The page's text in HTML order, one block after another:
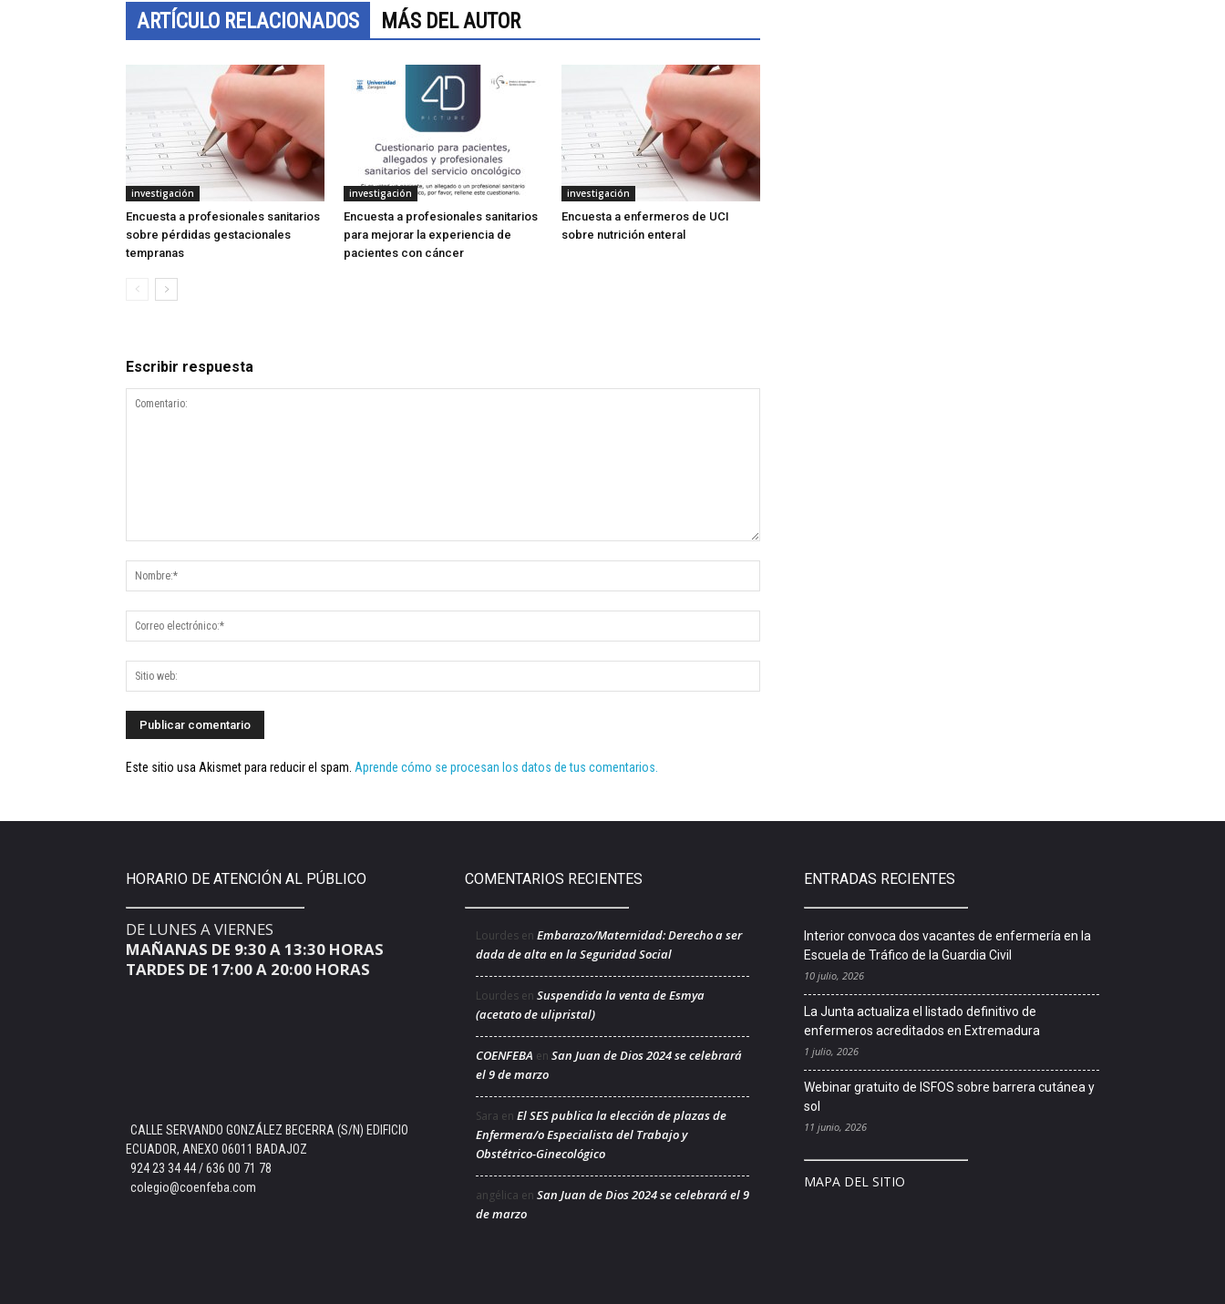
ARTÍCULO RELACIONADOS MÁS DEL AUTOR
investigación
Encuesta a profesionales sanitarios
sobre pérdidas gestacionales
tempranas
investigación
Encuesta a profesionales sanitarios
para mejorar la experiencia de
pacientes con cáncer
investigación
Encuesta a enfermeros de UCI
sobre nutrición enteral
Escribir respuesta
Este sitio usa Akismet para reducir el spam. Aprende cómo se procesan los datos de tus comentarios.
HORARIO DE ATENCIÓN AL PÚBLICO
DE LUNES A VIERNES
MAÑANAS DE 9:30 A 13:30 HORAS
TARDES DE 17:00 A 20:00 HORAS
CALLE SERVANDO GONZÁLEZ BECERRA (S/N) EDIFICIO
ECUADOR, ANEXO 06011 BADAJOZ
924 23 34 44 / 636 00 71 78
colegio@coenfeba.com
COMENTARIOS RECIENTES
Lourdes en Embarazo/Maternidad: Derecho a ser
dada de alta en la Seguridad Social
Lourdes en Suspendida la venta de Esmya
(acetato de ulipristal)
COENFEBA en San Juan de Dios 2024 se celebrará
el 9 de marzo
Sara en El SES publica la elección de plazas de
Enfermera/o Especialista del Trabajo y
Obstétrico-Ginecológico
angélica en San Juan de Dios 2024 se celebrará el 9
de marzo
ENTRADAS RECIENTES
Interior convoca dos vacantes de enfermería en la
Escuela de Tráfico de la Guardia Civil
10 julio, 2026
La Junta actualiza el listado definitivo de
enfermeros acreditados en Extremadura
1 julio, 2026
Webinar gratuito de ISFOS sobre barrera cutánea y
sol
11 junio, 2026
MAPA DEL SITIO